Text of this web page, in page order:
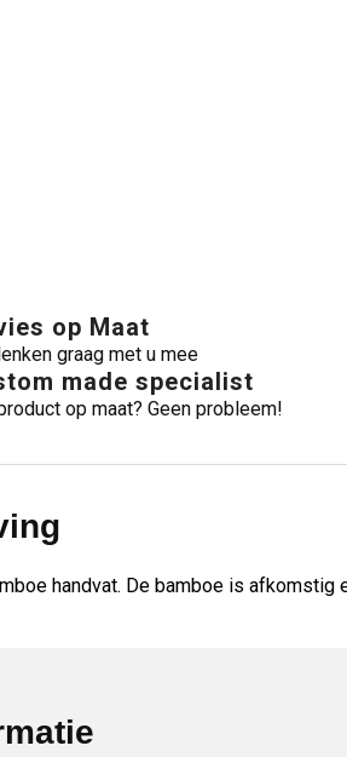
op Maat
graag met u mee
made specialist
op maat? Geen probleem!
handvat. De bamboe is afkomstig